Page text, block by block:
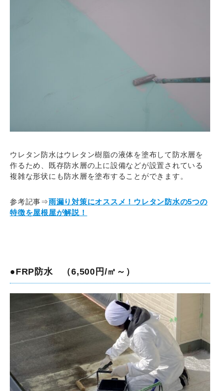
ウレタン防水はウレタン樹脂の液体を塗布して防水層を
作るため、既存防水層の上に設備などが設置されている
複雑な形状にも防水層を塗布することができます。
参考記事⇒雨漏り対策にオススメ！ウレタン防水の5つの
特徴を屋根屋が解説！
●FRP防水 （6,500円/㎡～）